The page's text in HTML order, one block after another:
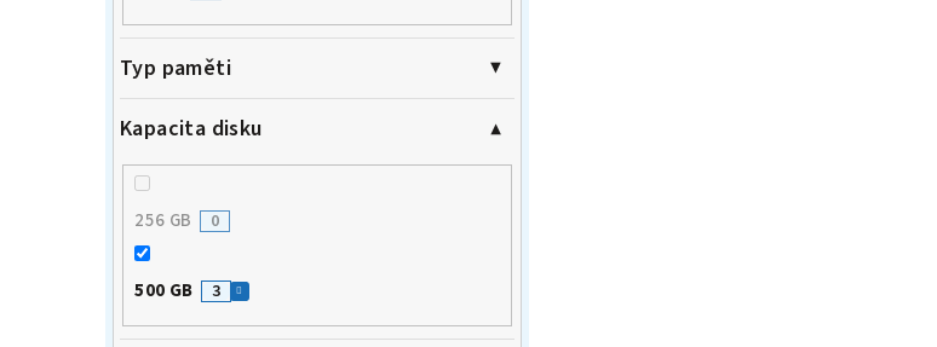
Typ paměti
Kapacita disku
256 GB 0
500 GB 3